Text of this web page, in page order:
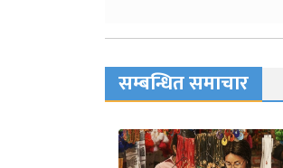
सम्बन्धित समाचार